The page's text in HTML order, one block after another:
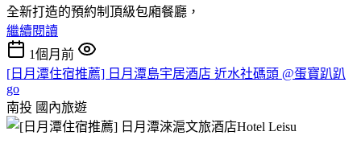
全新打造的預約制頂級包廂餐廳，
繼續閱讀
1個月前
[日月潭住宿推薦] 日月潭島宇居酒店 近水社碼頭 @蛋寶趴趴
go
南投 國內旅遊